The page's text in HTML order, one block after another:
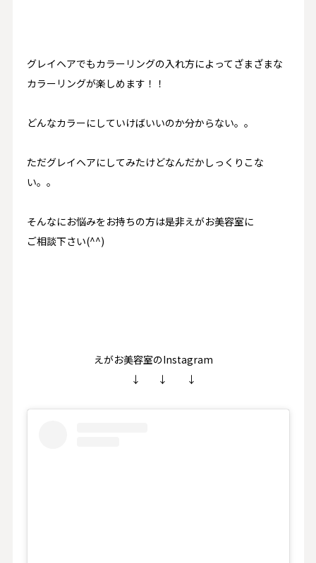
グレイヘアでもカラーリングの入れ方によってざまざまな
カラーリングが楽しめます！！
どんなカラーにしていけばいいのか分からない。。
ただグレイヘアにしてみたけどなんだかしっくりこな
い。。
そんなにお悩みをお持ちの方は是非えがお美容室に
ご相談下さい(^^)
えがお美容室のInstagram
↓ ↓ ↓